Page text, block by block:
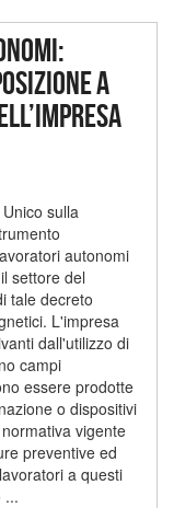
a
sulla
autonomi
settore del
tale decreto
L'impresa
dall'utilizzo di
campi
essere prodotte
o dispositivi
vigente
preventive ed
a questi
...